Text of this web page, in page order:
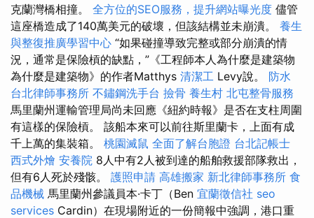
克蘭灣橋相撞。 全方位的SEO服務，提升網站曝光度 儘管
這座橋造成了140萬美元的破壞，但該結構並未崩潰。 養生
與整復推廣學習中心 “如果碰撞導致完整或部分崩潰的情
況，通常是保險槓的缺點，”《工程師本人為什麼是建築物
為什麼是建築物》的作者Matthys 清潔工 Levy說。 防水
台北律師事務所 不鏽鋼洗手台 撿骨 養生村 北屯整骨服務
馬里蘭州運輸管理局尚未回應《紐約時報》是否在支柱周圍
有這樣的保險槓。 該船本來可以前往斯里蘭卡，上面有成
千上萬的集裝箱。 桃園滅鼠 全面了解台胞證 台北記帳士
西式外燴 安養院 8人中有2人被到達的船舶救援部隊救出，
但有6人死於殘骸。 護照申請 高雄搬家 新北律師事務所 食
品機械 馬里蘭州參議員本·卡丁（Ben 宜蘭徵信社 seo
services Cardin）在現場附近的一份簡報中強調，港口重